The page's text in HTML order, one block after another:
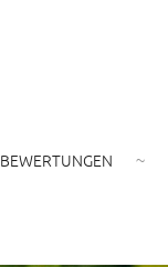
BEWERTUNGEN